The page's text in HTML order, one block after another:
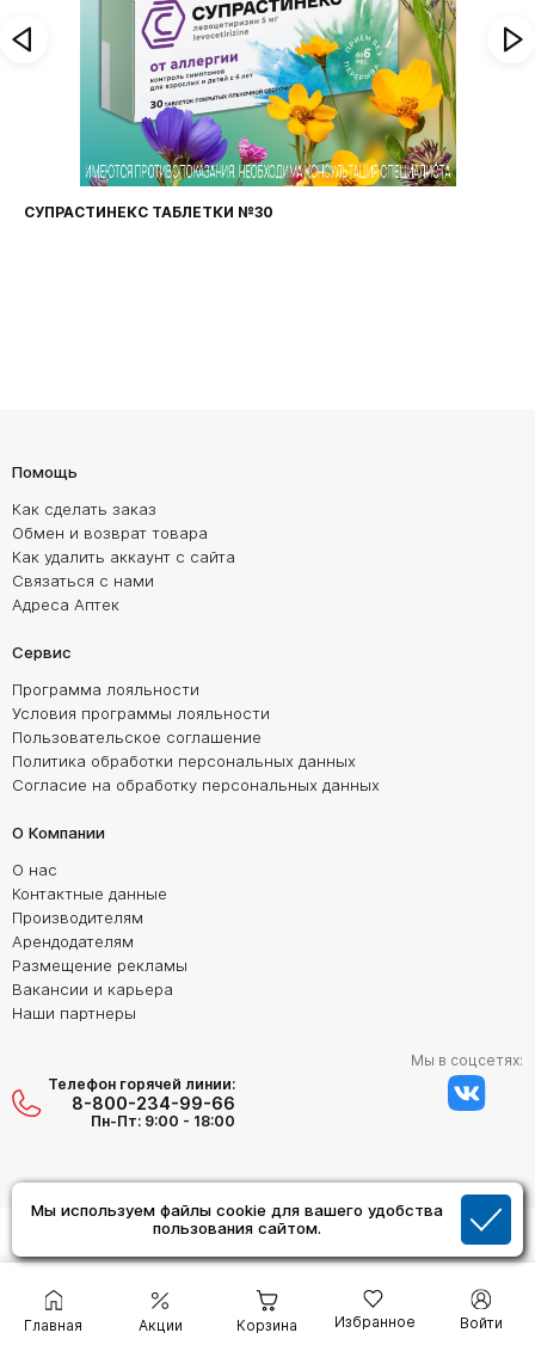
Мы используем файлы cookie для вашего удобства
пользования сайтом.
Главная Акции Корзина Избранное Войти
СУПРАСТИНЕКС ТАБЛЕТКИ №30
Помощь
Как сделать заказ
Обмен и возврат товара
Как удалить аккаунт с сайта
Связаться с нами
Адреса Аптек
Сервис
Программа лояльности
Условия программы лояльности
Пользовательское соглашение
Политика обработки персональных данных
Согласие на обработку персональных данных
О Компании
О нас
Контактные данные
Производителям
Арендодателям
Размещение рекламы
Вакансии и карьера
Наши партнеры
Телефон горячей линии:
8-800-234-99-66
Пн-Пт: 9:00 - 18:00
Мы в соцсетях: